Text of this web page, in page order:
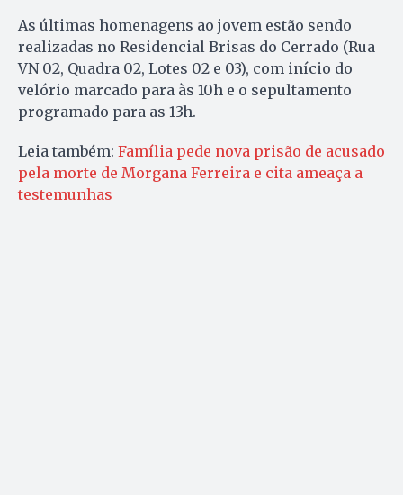
As últimas homenagens ao jovem estão sendo
realizadas no Residencial Brisas do Cerrado (Rua
VN 02, Quadra 02, Lotes 02 e 03), com início do
velório marcado para às 10h e o sepultamento
programado para as 13h.
Leia também: Família pede nova prisão de acusado
pela morte de Morgana Ferreira e cita ameaça a
testemunhas